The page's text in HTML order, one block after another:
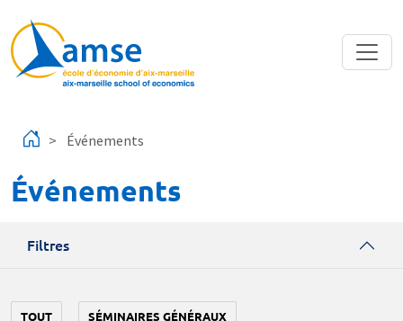
Événements
Événements
Filtres
TOUT SÉMINAIRES GÉNÉRAUX